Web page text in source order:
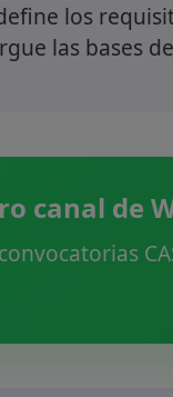
los
las bases
canal de